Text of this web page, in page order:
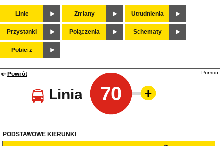
Linie Zmiany Utrudnienia
Przystanki Połączenia Schematy
Pobierz
Powrót
Linia 70
Pomoc
PODSTAWOWE KIERUNKI